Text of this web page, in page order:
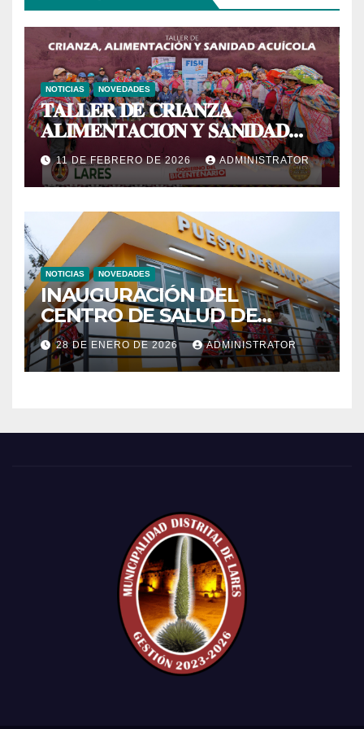
NOTICIAS NOVEDADES
𝐓𝐀𝐋𝐋𝐄𝐑 𝐃𝐄 𝐂𝐑𝐈𝐀𝐍𝐙𝐀
𝐀𝐋𝐈𝐌𝐄𝐍𝐓𝐀𝐂𝐈𝐎́𝐍 𝐘 𝐒𝐀𝐍𝐈𝐃𝐀𝐃
𝐀𝐂𝐔𝐈́𝐂𝐎𝐋𝐀
11 DE FEBRERO DE 2026 ADMINISTRATOR
NOTICIAS NOVEDADES
INAUGURACIÓN DEL
CENTRO DE SALUD DE
PRIMER NIVEL DEL CENTRO
POBLADO DE CCACHIN
28 DE ENERO DE 2026 ADMINISTRATOR